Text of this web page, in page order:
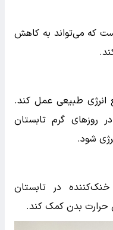
که می‌تواند به کاهش
انرژی طبیعی عمل کند.
گرم تابستان
شود.
در تابستان
حرارت بدن کمک کند.